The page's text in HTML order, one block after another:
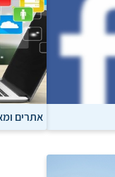
אתרים